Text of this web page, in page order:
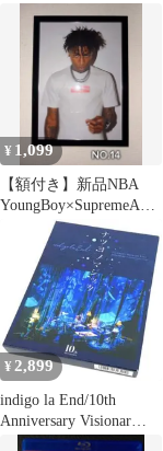
¥ 1,099
【額付き】新品NBA
YoungBoy×SupremeA4
アートポスター
¥ 2,899
indigo la End/10th
Anniversary Visionar…